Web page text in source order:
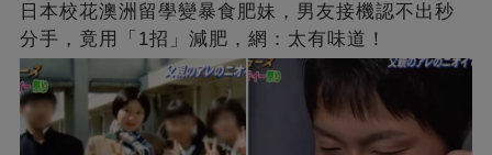
日本校花澳洲留學變暴食肥妹，男友接機認不出秒
分手，竟用「1招」減肥，網：太有味道！